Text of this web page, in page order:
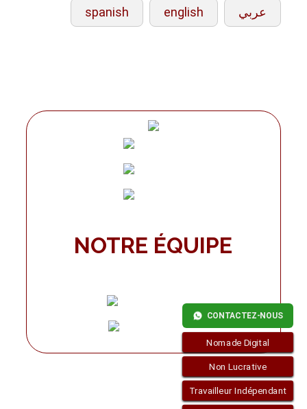
spanish english عربي
NOTRE ÉQUIPE
CONTACTEZ-NOUS
Nomade Digital
Non Lucrative
Travailleur Indépendant